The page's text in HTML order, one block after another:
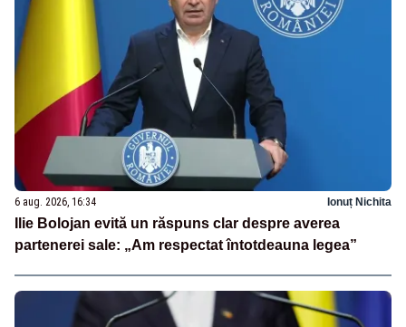
6 aug. 2026, 16:34 Ionuț Nichita
Ilie Bolojan evită un răspuns clar despre averea
partenerei sale: „Am respectat întotdeauna legea”